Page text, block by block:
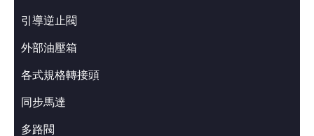
引導逆止閥
外部油壓箱
各式規格轉接頭
同步馬達
多路閥